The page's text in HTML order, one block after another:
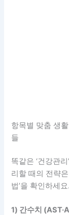
항목별 맞춤 생
들
똑같은 ‘건강관
리할 때의 전략
법’을 확인하세요.
1) 간수치